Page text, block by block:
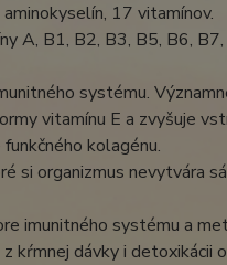
17 vitamínov.
A, B1, B2, B3, B5, B6, B7,
systému.
vitamínu E a zvyšuje
kolagénu.
si organizmus nevytvára
imunitného systému a
kŕmnej dávky i detoxikácii